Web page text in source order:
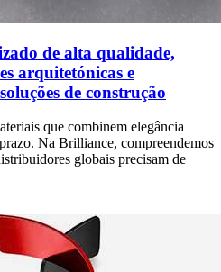
de alta qualidade,
arquitetónicas e
de construção
que combinem elegância
Na Brilliance, compreendemos
globais precisam de